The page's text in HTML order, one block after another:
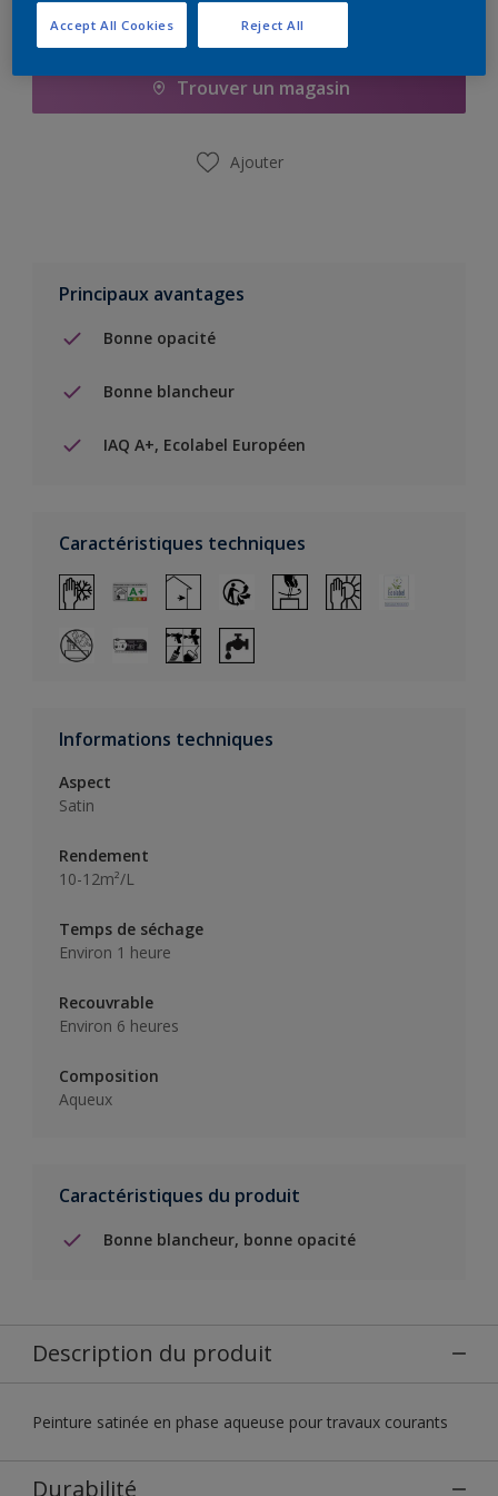
Ajouter à la liste d’achats
Trouver un magasin
Ajouter
Principaux avantages
Bonne opacité
Bonne blancheur
IAQ A+, Ecolabel Européen
Caractéristiques techniques
Informations techniques
Aspect
Satin
Rendement
10-12m²/L
Temps de séchage
Environ 1 heure
Recouvrable
Environ 6 heures
Composition
Aqueux
Caractéristiques du produit
Bonne blancheur, bonne opacité
Description du produit
Peinture satinée en phase aqueuse pour travaux courants
Durabilité
Reject All
Accept All Cookies